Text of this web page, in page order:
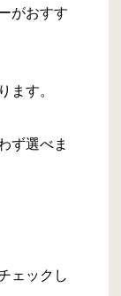
がおすす
す。
ず選べま
ェックし